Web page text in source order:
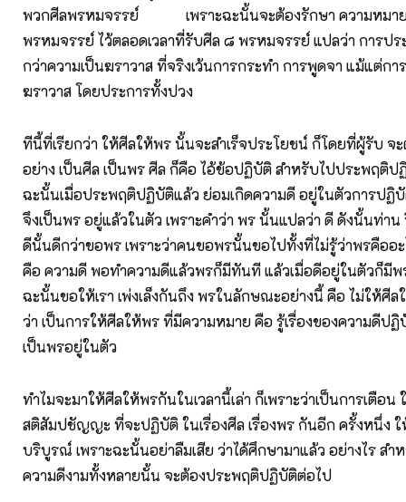
พวกศีลพรหมจรรย์ เพราะฉะนั้นจะต้องรักษา ความหมาย
พรหมจรรย์ ไว้ตลอดเวลาที่รับศีล ๘ พรหมจรรย์ แปลว่า การปร
กว่าความเป็นฆราวาส ที่จริงเว้นการกระทำ การพูดจา แม้แต่ก
ฆราวาส โดยประการทั้งปวง
ทีนี้ที่เรียกว่า ให้ศีลให้พร นั้นจะสำเร็จประโยชน์ ก็โดยที่ผู้รับ จะ
อย่าง เป็นศีล เป็นพร ศีล ก็คือ ไอ้ข้อปฏิบัติ สำหรับไปประพฤติ
ฉะนั้นเมื่อประพฤติปฏิบัติแล้ว ย่อมเกิดความดี อยู่ในตัวการปฏิ
จึงเป็นพร อยู่แล้วในตัว เพราะคำว่า พร นั้นแปลว่า ดี ดังนั้นท่าน
ดีนั้นดีกว่าขอพร เพราะว่าคนขอพรนั้นขอไปทั้งที่ไม่รู้ว่าพรคืออะ
คือ ความดี พอทำความดีแล้วพรก็มีทันที แล้วเมื่อดีอยู่ในตัวก็มี
ฉะนั้นขอให้เรา เพ่งเล็งกันถึง พรในลักษณะอย่างนี้ คือ ไม่ให้ศี
ว่า เป็นการให้ศีลให้พร ที่มีความหมาย คือ รู้เรื่องของความดีป
เป็นพรอยู่ในตัว
ทำไมจะมาให้ศีลให้พรกันในเวลานี้เล่า ก็เพราะว่าเป็นการเตือน
สติสัมปชัญญะ ที่จะปฏิบัติ ในเรื่องศีล เรื่องพร กันอีก ครั้งหนึ่ง
บริบูรณ์ เพราะฉะนั้นอย่าลืมเสีย ว่าได้ศึกษามาแล้ว อย่างไร สำ
ความดีงามทั้งหลายนั้น จะต้องประพฤติปฏิบัติต่อไป